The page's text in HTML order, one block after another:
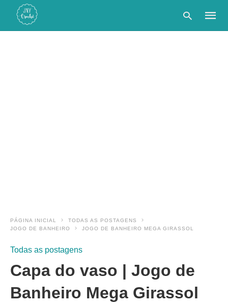
PÁGINA INICIAL
TODAS AS POSTAGENS
JOGO DE BANHEIRO
JOGO DE BANHEIRO MEGA GIRASSOL
Todas as postagens
Capa do vaso | Jogo de
Banheiro Mega Girassol